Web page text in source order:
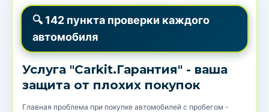
🔍 142 пункта проверки каждого
автомобиля
Услуга "Carkit.Гарантия" - ваша
защита от плохих покупок
Главная проблема при покупке автомобилей с пробегом -